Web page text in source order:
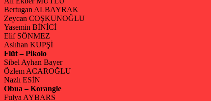
Bertugan ALBAYRAK
Zeycan COŞKUNOĞLU
Yasemin BİNİCİ
Elif SÖNMEZ
Aslıhan KUPŞİ
Flüt – Pikolo
Sibel Ayhan Bayer
Özlem ACAROĞLU
Nazlı ESİN
Obua – Korangle
Fulya AYBARS